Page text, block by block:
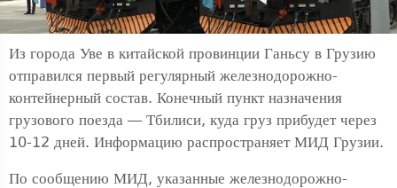
Из города Уве в китайской провинции Ганьсу в Грузию
отправился первый регулярный железнодорожно-
контейнерный состав. Конечный пункт назначения
грузового поезда — Тбилиси, куда груз прибудет через
10-12 дней. Информацию распространяет МИД Грузии.
По сообщению МИД, указанные железнодорожно-